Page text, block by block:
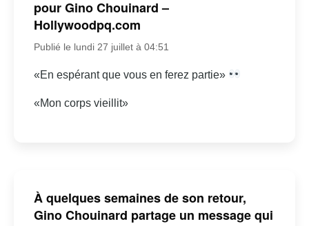
pour Gino Chouinard –
Hollywoodpq.com
Publié le lundi 27 juillet à 04:51
«En espérant que vous en ferez partie»
«Mon corps vieillit»
À quelques semaines de son retour,
Gino Chouinard partage un message qui